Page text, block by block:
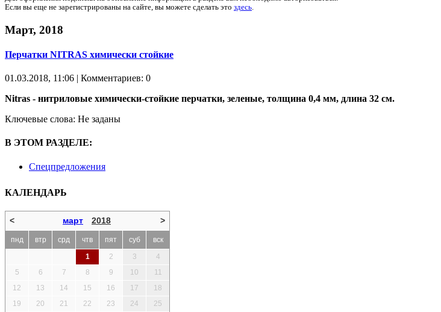
Если вы еще не зарегистрированы на сайте, вы можете сделать это здесь.
Март, 2018
Перчатки NITRAS химически стойкие
01.03.2018, 11:06 | Комментариев: 0
Nitras - нитриловые химически-стойкие перчатки, зеленые, толщина 0,4 мм, длина 32 см.
Ключевые слова: Не заданы
В ЭТОМ РАЗДЕЛЕ:
Спецпредложения
КАЛЕНДАРЬ
< март 2018 >
пнд втр срд чтв пят суб
вск
1
2 3
4
5
6 7 8 9 10
11
12
13 14 15 16 17
18
19
20 21 22 23 24
25